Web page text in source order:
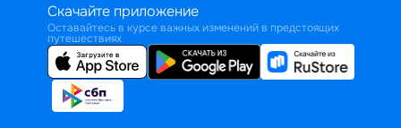
Скачайте приложение
Оставайтесь в курсе важных изменений в предстоящих
путешествиях